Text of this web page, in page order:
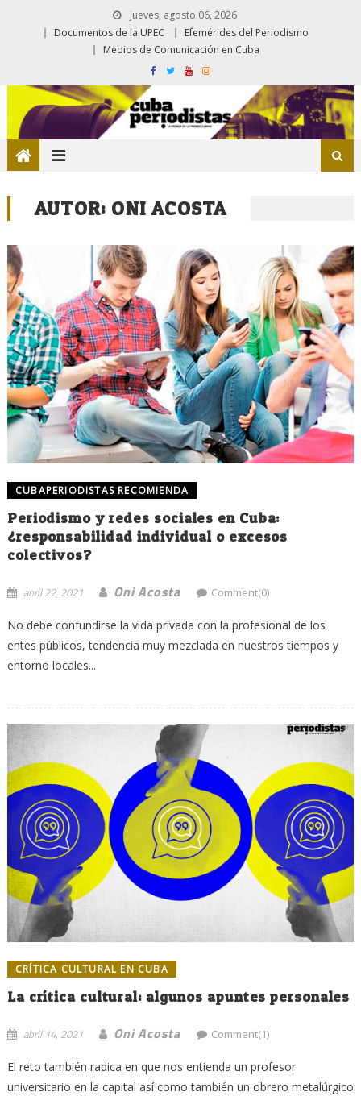
jueves, agosto 06, 2026
Documentos de la UPEC
Efemérides del Periodismo
Medios de Comunicación en Cuba
AUTOR: ONI ACOSTA
CUBAPERIODISTAS RECOMIENDA
Periodismo y redes sociales en Cuba:
¿responsabilidad individual o excesos
colectivos?
abril 22, 2021 Oni Acosta Comment(0)
No debe confundirse la vida privada con la profesional de los
entes públicos, tendencia muy mezclada en nuestros tiempos y
entorno locales...
CRÍTICA CULTURAL EN CUBA
La crítica cultural: algunos apuntes personales
abril 14, 2021 Oni Acosta Comment(1)
El reto también radica en que nos entienda un profesor
universitario en la capital así como también un obrero metalúrgico